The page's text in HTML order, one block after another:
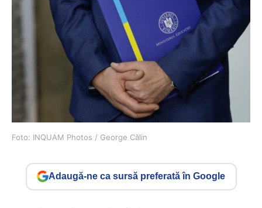
Foto: INQUAM Photos / George Călin
Adaugă-ne ca sursă preferată în Google